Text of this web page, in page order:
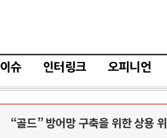
이슈 인터링크 오피니언
“골드” 방어망 구축을 위한 상용